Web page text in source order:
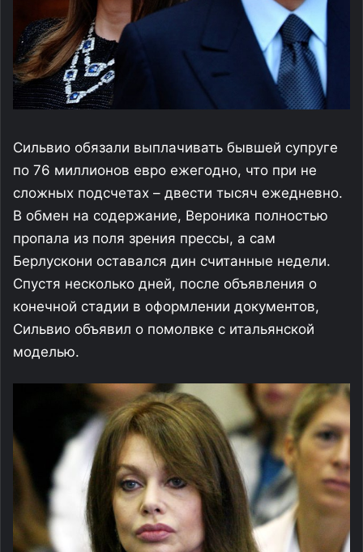
Сильвио обязали выплачивать бывшей супруге
по 76 миллионов евро ежегодно, что при не
сложных подсчетах – двести тысяч ежедневно.
В обмен на содержание, Вероника полностью
пропала из поля зрения прессы, а сам
Берлускони оставался дин считанные недели.
Спустя несколько дней, после объявления о
конечной стадии в оформлении документов,
Сильвио объявил о помолвке с итальянской
моделью.